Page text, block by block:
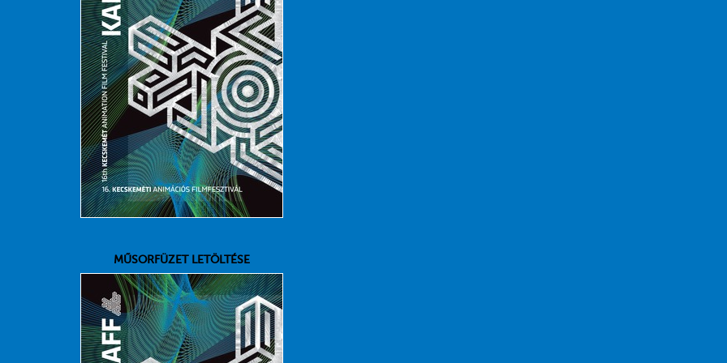
MŰSORFÜZET LETÖLTÉSE